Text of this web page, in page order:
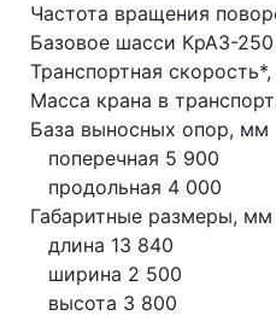
Частота вращения
Базовое шасси КрАЗ-250
Транспортная
Масса крана в
База выносных опор, мм
   поперечная 5 900
   продольная 4 000
Габаритные размеры, мм
   длина 13 840
   ширина 2 500
   высота 3 800